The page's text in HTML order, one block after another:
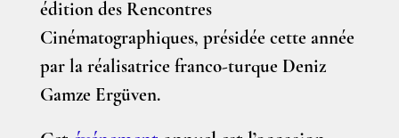
édition des Rencontres
Cinématographiques, présidée cette année
par la réalisatrice franco-turque Deniz
Gamze Ergüven.